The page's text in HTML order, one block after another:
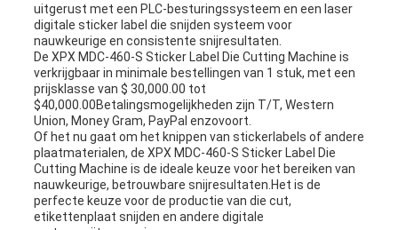
uitgerust met een PLC-besturingssysteem en een laser
digitale sticker label die snijden systeem voor
nauwkeurige en consistente snijresultaten.
De XPX MDC-460-S Sticker Label Die Cutting Machine is
verkrijgbaar in minimale bestellingen van 1 stuk, met een
prijsklasse van $ 30,000.00 tot
$40,000.00Betalingsmogelijkheden zijn T/T, Western
Union, Money Gram, PayPal enzovoort.
Of het nu gaat om het knippen van stickerlabels of andere
plaatmaterialen, de XPX MDC-460-S Sticker Label Die
Cutting Machine is de ideale keuze voor het bereiken van
nauwkeurige, betrouwbare snijresultaten.Het is de
perfecte keuze voor de productie van die cut,
etikettenplaat snijden en andere digitale